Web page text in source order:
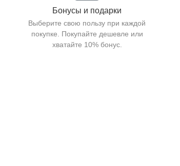
Бонусы и подарки
Выберите свою пользу при каждой
покупке. Покупайте дешевле или
хватайте 10% бонус.